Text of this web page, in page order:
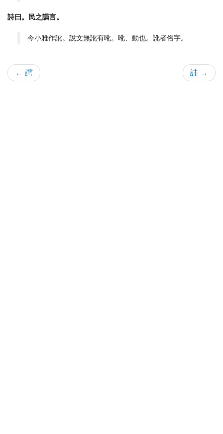
詩曰。民之譌言。
今小雅作訛。說文無訛有吪。吪、動也。訛者俗字。
← 謣 詿 →